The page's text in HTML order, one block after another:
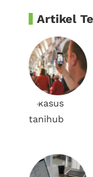
Artikel